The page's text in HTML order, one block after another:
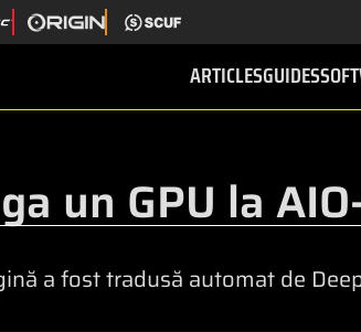
ARTICLESGUIDES
un GPU la
a fost tradusă automat de